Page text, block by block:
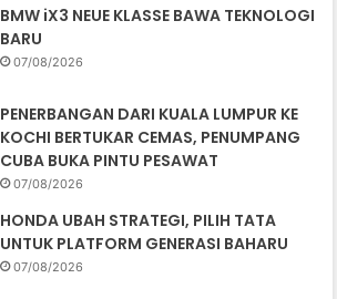
BMW iX3 NEUE KLASSE BAWA TEKNOLOGI
BARU
07/08/2026
PENERBANGAN DARI KUALA LUMPUR KE
KOCHI BERTUKAR CEMAS, PENUMPANG
CUBA BUKA PINTU PESAWAT
07/08/2026
HONDA UBAH STRATEGI, PILIH TATA
UNTUK PLATFORM GENERASI BAHARU
07/08/2026